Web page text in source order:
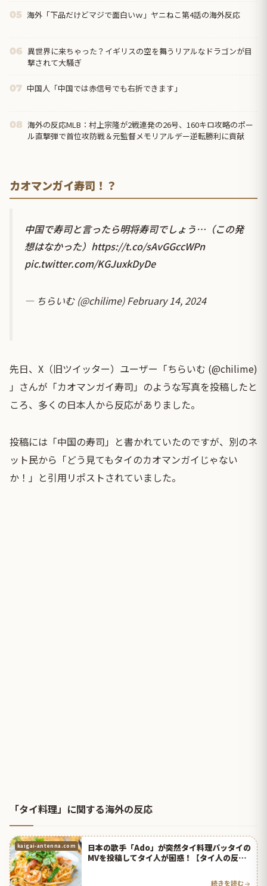
05 海外「下品だけどマジで面白いｗ」ヤニねこ第4話の海外反応
06 異世界に来ちゃった？イギリスの空を舞うリアルなドラゴンが目
撃されて大騒ぎ
07 中国人「中国では赤信号でも右折できます」
08 海外の反応MLB：村上宗隆が2戦連発の26号、160キロ攻略のポー
ル直撃弾で首位攻防戦＆元監督メモリアルデー逆転勝利に貢献
カオマンガイ寿司！？
中国で寿司と言ったら明将寿司でしょう…（この発
想はなかった） https://t.co/sAvGGccWPn
pic.twitter.com/KGJuxkDyDe
— ちらいむ (@chilime)February 14, 2024
先日、X（旧ツイッター）ユーザー「ちらいむ (@chilime)
」さんが「カオマンガイ寿司」のような写真を投稿したと
ころ、多くの日本人から反応がありました。
投稿には「中国の寿司」と書かれていたのですが、別のネ
ット民から「どう見てもタイのカオマンガイじゃない
か！」と引用リポストされていました。
「タイ料理」に関する海外の反応
kaigai-antenna.com
日本の歌手「Ado」が突然タイ料理パッタイの
MVを投稿してタイ人が困惑！【タイ人の反
続きを読む